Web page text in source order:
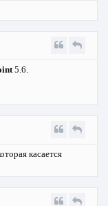
5.6.
касается